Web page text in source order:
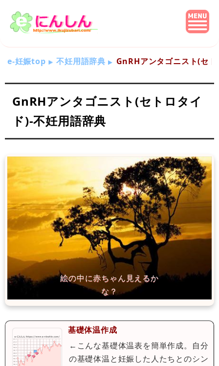
e-妊娠top 不妊用語辞典 GnRHアンタゴニスト(セ
GnRHアンタゴニスト(セトロタイ
ド)-不妊用語辞典
基礎体温作成
←こんな基礎体温表を簡単作成。自分
の基礎体温と妊娠した人たちとのシン